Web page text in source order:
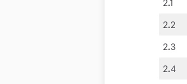
2.2
2.3
2.4